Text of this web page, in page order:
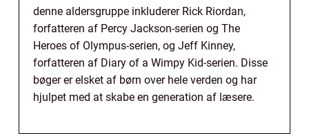
denne aldersgruppe inkluderer Rick Riordan,
forfatteren af Percy Jackson-serien og The
Heroes of Olympus-serien, og Jeff Kinney,
forfatteren af Diary of a Wimpy Kid-serien. Disse
bøger er elsket af børn over hele verden og har
hjulpet med at skabe en generation af læsere.